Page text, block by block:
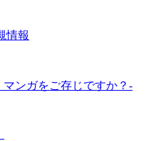
情報
ンガをご存じですか？-